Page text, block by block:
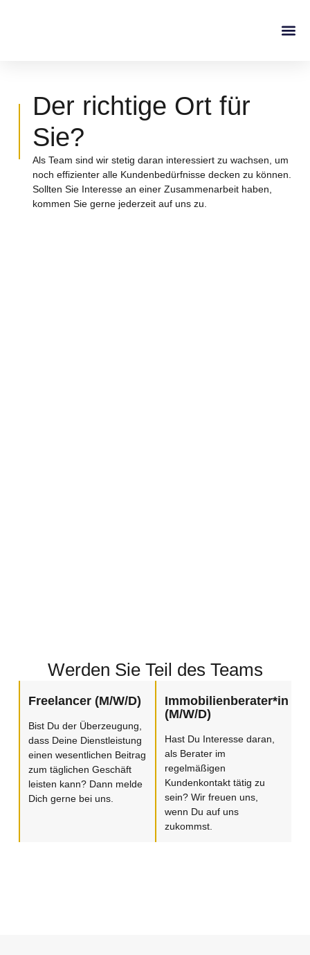
Der richtige Ort für
Sie?
Als Team sind wir stetig daran interessiert zu wachsen, um
noch effizienter alle Kundenbedürfnisse decken zu können.
Sollten Sie Interesse an einer Zusammenarbeit haben,
kommen Sie gerne jederzeit auf uns zu.
Werden Sie Teil des Teams
Freelancer (M/W/D)
Bist Du der Überzeugung,
dass Deine Dienstleistung
einen wesentlichen Beitrag
zum täglichen Geschäft
leisten kann? Dann melde
Dich gerne bei uns.
Immobilienberater*in
(M/W/D)
Hast Du Interesse daran,
als Berater im
regelmäßigen
Kundenkontakt tätig zu
sein? Wir freuen uns,
wenn Du auf uns
zukommst.